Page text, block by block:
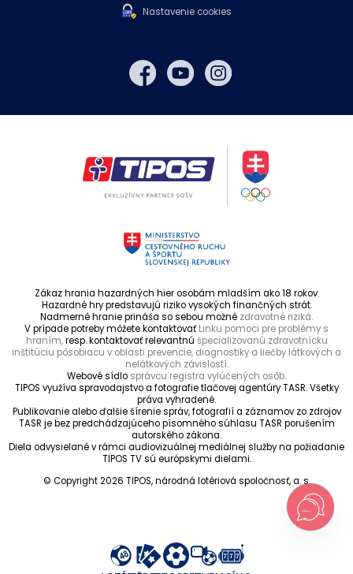
Nastavenie cookies
Zákaz hrania hazardných hier osobám mladším ako 18 rokov.
Hazardné hry predstavujú riziko vysokých finančných strát.
Nadmerné hranie prináša so sebou možné zdravotné riziká.
V prípade potreby môžete kontaktovaťLinku pomoci pre problémy s
hraním,resp. kontaktovať relevantnú špecializovanú zdravotnícku
inštitúciu pôsobiacu v oblasti prevencie, diagnostiky a liečby látkových a
nelátkových závislostí.
Webové sídlo správcu registra vylúčených osôb.
TIPOS využíva spravodajstvo a fotografie tlačovej agentúry TASR. Všetky
práva vyhradené.
Publikovanie alebo ďalšie šírenie správ, fotografií a záznamov zo zdrojov
TASR je bez predchádzajúceho písomného súhlasu TASR porušením
autorského zákona.
Diela odvysielané v rámci audiovizuálnej mediálnej služby na požiadanie
TIPOS TV sú európskymi dielami.
© Copyright 2026 TIPOS, národná lotériová spoločnosť, a. s.